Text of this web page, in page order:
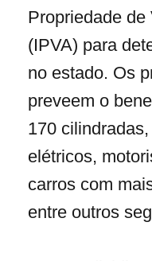
Propriedade
(IPVA) para
no estado. Os
preveem o
170
elétricos,
carros com
entre outros